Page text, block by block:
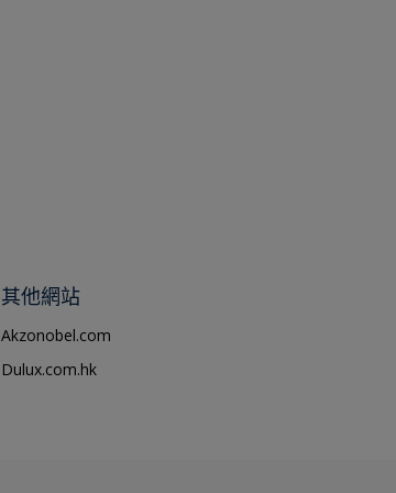
其他網站
Akzonobel.com
Dulux.com.hk